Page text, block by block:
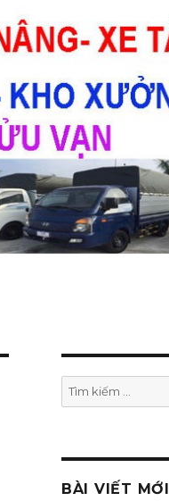
Tìm
kiếm:
BÀI VIẾT MỚI